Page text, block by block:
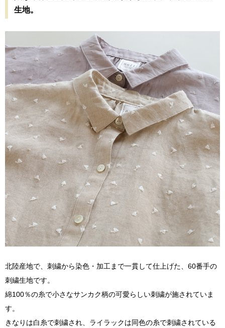
生地。
北陸産地で、刺繍から染色・加工まで一貫して仕上げた、60番手の
刺繍生地です。
綿100％の糸で小さなサンカク柄の可愛らしい刺繍が施されていま
す。
きなりは白糸で刺繍され、ライラックは同色の糸で刺繍されている